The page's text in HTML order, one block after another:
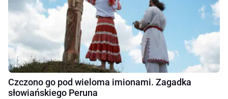
Czczono go pod wieloma imionami. Zagadka
słowiańskiego Peruna